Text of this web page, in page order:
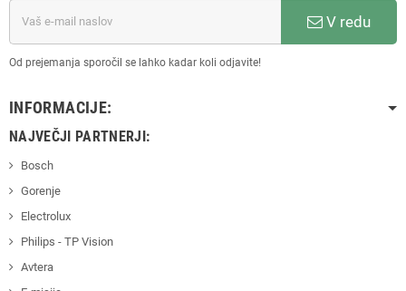
V redu
Od prejemanja sporočil se lahko kadar koli odjavite!
INFORMACIJE:
NAJVEČJI PARTNERJI:
Bosch
Gorenje
Electrolux
Philips - TP Vision
Avtera